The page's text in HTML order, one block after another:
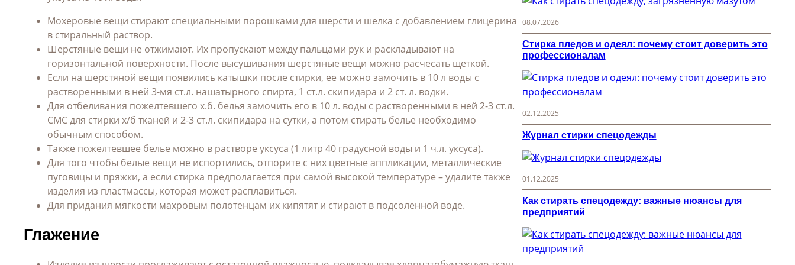
Мохеровые вещи стирают специальными порошками для шерсти и шелка с добавлением глицерина
в стиральный раствор.
Шерстяные вещи не отжимают. Их пропускают между пальцами рук и раскладывают на
горизонтальной поверхности. После высушивания шерстяные вещи можно расчесать щеткой.
Если на шерстяной вещи появились катышки после стирки, ее можно замочить в 10 л воды с
растворенными в ней 3-мя ст.л. нашатырного спирта, 1 ст.л. скипидара и 2 ст. л. водки.
Для отбеливания пожелтевшего х.б. белья замочить его в 10 л. воды с растворенными в ней 2-3 ст.л.
СМС для стирки х/б тканей и 2-3 ст.л. скипидара на сутки, а потом стирать белье необходимо
обычным способом.
Также пожелтевшее белье можно в растворе уксуса (1 литр 40 градусной воды и 1 ч.л. уксуса).
Для того чтобы белые вещи не испортились, отпорите с них цветные аппликации, металлические
пуговицы и пряжки, а если стирка предполагается при самой высокой температуре – удалите также
изделия из пластмассы, которая может расплавиться.
Для придания мягкости махровым полотенцам их кипятят и стирают в подсоленной воде.
Глажение
08.07.2026
Стирка пледов и одеял: почему стоит доверить это
профессионалам
02.12.2025
Журнал стирки спецодежды
01.12.2025
Как стирать спецодежду: важные нюансы для
предприятий